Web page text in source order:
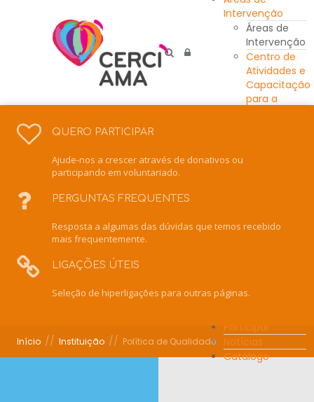
Intervenção
Áreas de
Intervenção
Centro de
Atividades e
Capacitação
para a
Centro de
Apoio
Participar
Notícias
Catálogo
QUERO PARTICIPAR
Ajude-nos a crescer através de donativos ou
participando em voluntariado.
PERGUNTAS FREQUENTES
Resposta a algumas das dúvidas que temos recebido
mais frequentemente.
LIGAÇÕES ÚTEIS
Seleção de hiperligações para outras páginas.
Início // Instituição // Política de Qualidade